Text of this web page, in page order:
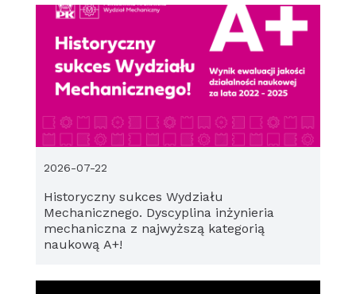
Historyczny sukces Wydziału
Mechanicznego. Dyscyplina inżynieria
mechaniczna z najwyższą kategorią
naukową A+!
2026-07-22